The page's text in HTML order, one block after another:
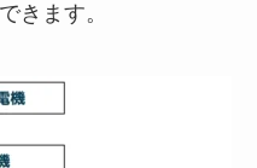
きます。